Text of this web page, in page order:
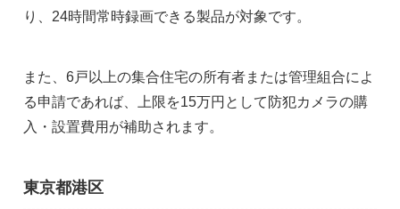
り、24時間常時録画できる製品が対象です。
また、6戸以上の集合住宅の所有者または管理組合によ
る申請であれば、上限を15万円として防犯カメラの購
入・設置費用が補助されます。
東京都港区